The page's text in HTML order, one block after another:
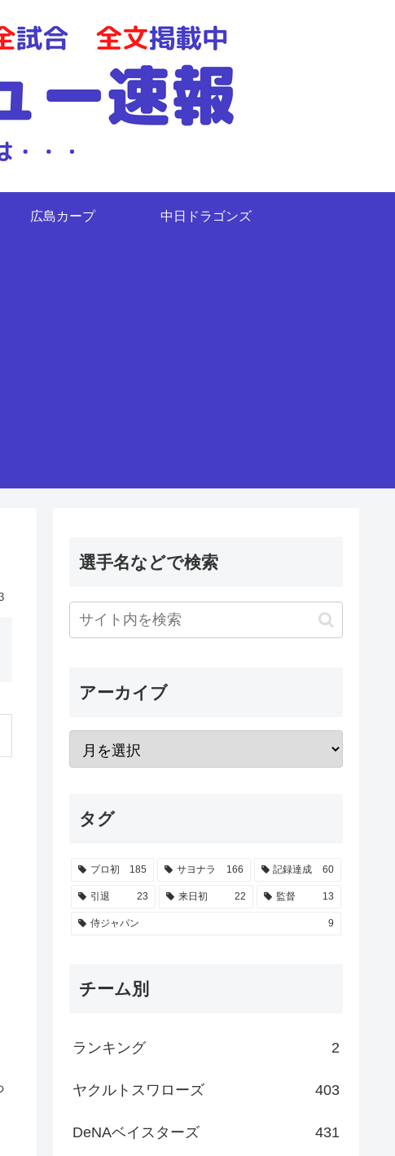
広島カープ 中日ドラゴンズ
選手名などで検索
アーカイブ
タグ
プロ初 185 サヨナラ 166 記録達成 60
引退 23 来日初 22 監督 13
侍ジャパン 9
チーム別
ランキング 2
ヤクルトスワローズ 403
DeNAベイスターズ 431